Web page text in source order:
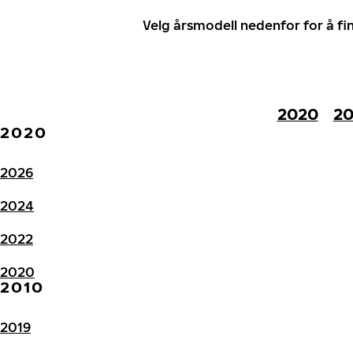
Velg årsmodell nedenfor for å
2020
2020
2026
2024
2022
2020
2010
2019